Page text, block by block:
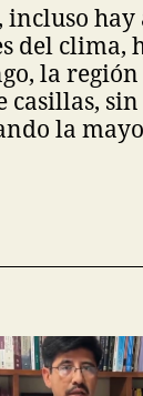
hay
del clima,
la
la